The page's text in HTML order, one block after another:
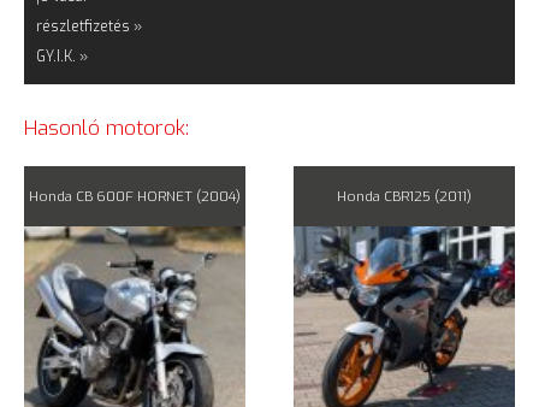
részletfizetés »
GY.I.K. »
Hasonló motorok:
Honda CB 600F HORNET (2004) Honda CBR125 (2011)